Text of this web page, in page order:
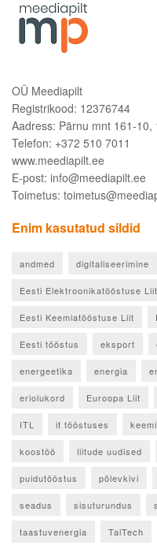
OÜ Meediapilt
Registrikood: 12376744
Aadress: Pärnu mnt 161-10,
Telefon: +372 510 7011
www.meediapilt.ee
E-post: info@meediapilt.ee
Toimetus:
Enim kasutatud sildid
andmed digitaliseerimine
Eesti Elektroonikatööstuse Liit
Eesti Keemiatööstuse Liit
Eesti tööstus eksport
energeetika energia
eriolukord Euroopa Liit
ITL it tööstuses
koostöö liitude uudised
puidutööstus põlevkivi
seadus sisuturundus
taastuvenergia TalTech